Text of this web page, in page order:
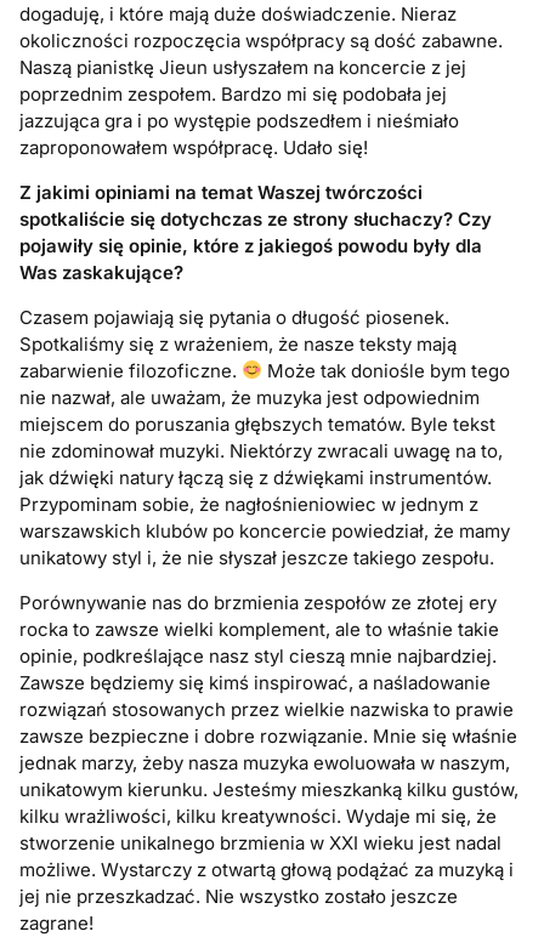
dogaduję, i które mają duże doświadczenie. Nieraz
okoliczności rozpoczęcia współpracy są dość zabawne.
Naszą pianistkę Jieun usłyszałem na koncercie z jej
poprzednim zespołem. Bardzo mi się podobała jej
jazzująca gra i po występie podszedłem i nieśmiało
zaproponowałem współpracę. Udało się!
Z jakimi opiniami na temat Waszej twórczości
spotkaliście się dotychczas ze strony słuchaczy? Czy
pojawiły się opinie, które z jakiegoś powodu były dla
Was zaskakujące?
Czasem pojawiają się pytania o długość piosenek.
Spotkaliśmy się z wrażeniem, że nasze teksty mają
zabarwienie filozoficzne.
Może tak doniośle bym tego
nie nazwał, ale uważam, że muzyka jest odpowiednim
miejscem do poruszania głębszych tematów. Byle tekst
nie zdominował muzyki. Niektórzy zwracali uwagę na to,
jak dźwięki natury łączą się z dźwiękami instrumentów.
Przypominam sobie, że nagłośnieniowiec w jednym z
warszawskich klubów po koncercie powiedział, że mamy
unikatowy styl i, że nie słyszał jeszcze takiego zespołu.
Porównywanie nas do brzmienia zespołów ze złotej ery
rocka to zawsze wielki komplement, ale to właśnie takie
opinie, podkreślające nasz styl cieszą mnie najbardziej.
Zawsze będziemy się kimś inspirować, a naśladowanie
rozwiązań stosowanych przez wielkie nazwiska to prawie
zawsze bezpieczne i dobre rozwiązanie. Mnie się właśnie
jednak marzy, żeby nasza muzyka ewoluowała w naszym,
unikatowym kierunku. Jesteśmy mieszkanką kilku gustów,
kilku wrażliwości, kilku kreatywności. Wydaje mi się, że
stworzenie unikalnego brzmienia w XXI wieku jest nadal
możliwe. Wystarczy z otwartą głową podążać za muzyką i
jej nie przeszkadzać. Nie wszystko zostało jeszcze
zagrane!